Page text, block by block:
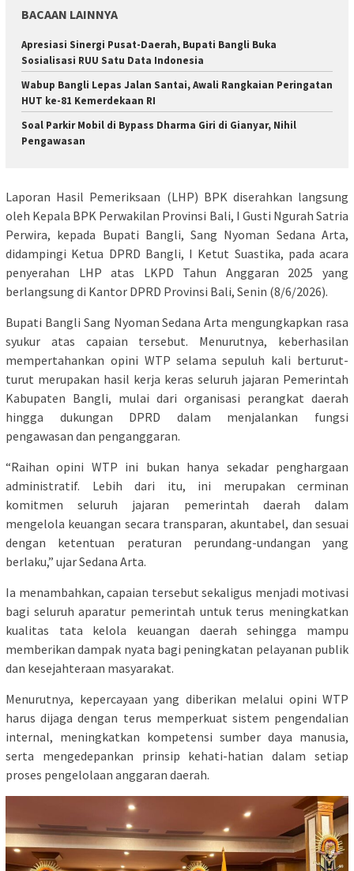
BACAAN LAINNYA
Apresiasi Sinergi Pusat-Daerah, Bupati Bangli Buka
Sosialisasi RUU Satu Data Indonesia
Wabup Bangli Lepas Jalan Santai, Awali Rangkaian Peringatan
HUT ke-81 Kemerdekaan RI
Soal Parkir Mobil di Bypass Dharma Giri di Gianyar, Nihil
Pengawasan
Laporan Hasil Pemeriksaan (LHP) BPK diserahkan langsung
oleh Kepala BPK Perwakilan Provinsi Bali, I Gusti Ngurah Satria
Perwira, kepada Bupati Bangli, Sang Nyoman Sedana Arta,
didampingi Ketua DPRD Bangli, I Ketut Suastika, pada acara
penyerahan LHP atas LKPD Tahun Anggaran 2025 yang
berlangsung di Kantor DPRD Provinsi Bali, Senin (8/6/2026).
Bupati Bangli Sang Nyoman Sedana Arta mengungkapkan rasa
syukur atas capaian tersebut. Menurutnya, keberhasilan
mempertahankan opini WTP selama sepuluh kali berturut-
turut merupakan hasil kerja keras seluruh jajaran Pemerintah
Kabupaten Bangli, mulai dari organisasi perangkat daerah
hingga dukungan DPRD dalam menjalankan fungsi
pengawasan dan penganggaran.
“Raihan opini WTP ini bukan hanya sekadar penghargaan
administratif. Lebih dari itu, ini merupakan cerminan
komitmen seluruh jajaran pemerintah daerah dalam
mengelola keuangan secara transparan, akuntabel, dan sesuai
dengan ketentuan peraturan perundang-undangan yang
berlaku,” ujar Sedana Arta.
Ia menambahkan, capaian tersebut sekaligus menjadi motivasi
bagi seluruh aparatur pemerintah untuk terus meningkatkan
kualitas tata kelola keuangan daerah sehingga mampu
memberikan dampak nyata bagi peningkatan pelayanan publik
dan kesejahteraan masyarakat.
Menurutnya, kepercayaan yang diberikan melalui opini WTP
harus dijaga dengan terus memperkuat sistem pengendalian
internal, meningkatkan kompetensi sumber daya manusia,
serta mengedepankan prinsip kehati-hatian dalam setiap
proses pengelolaan anggaran daerah.